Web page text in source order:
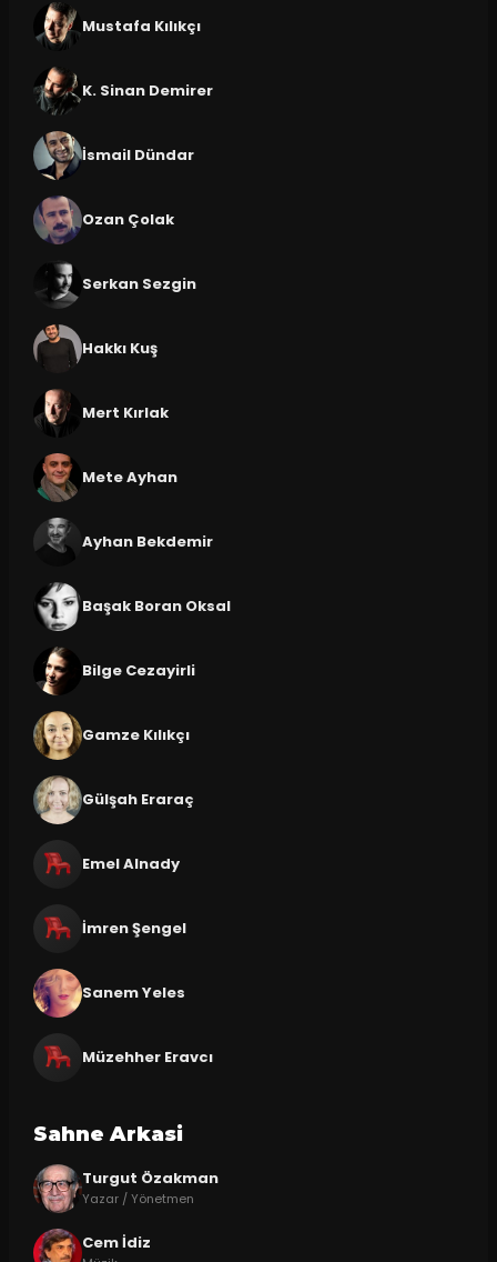
Mustafa Kılıkçı
K. Sinan Demirer
İsmail Dündar
Ozan Çolak
Serkan Sezgin
Hakkı Kuş
Mert Kırlak
Mete Ayhan
Ayhan Bekdemir
Başak Boran Oksal
Bilge Cezayirli
Gamze Kılıkçı
Gülşah Eraraç
Emel Alnady
İmren Şengel
Sanem Yeles
Müzehher Eravcı
Sahne Arkasi
Turgut Özakman
Yazar / Yönetmen
Cem İdiz